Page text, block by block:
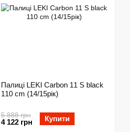
Палиці LEKI Carbon 11 S black
110 cm (14/15рік)
5 888 грн
4 122 грн Купити